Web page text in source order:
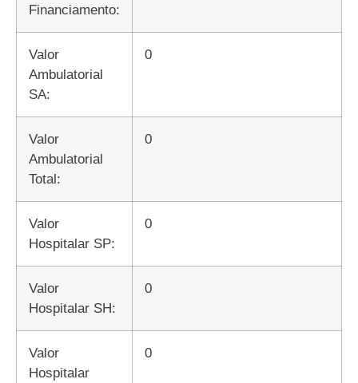
Financiamento:
Valor
Ambulatorial
SA:
0
Valor
Ambulatorial
Total:
0
Valor
Hospitalar SP:
0
Valor
Hospitalar SH:
0
Valor
Hospitalar
0